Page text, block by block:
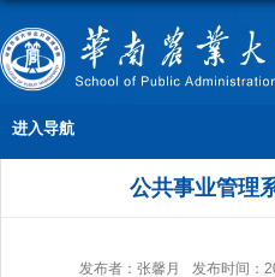
进入导航
公共事业管理
发布者：张馨月 发布时间：